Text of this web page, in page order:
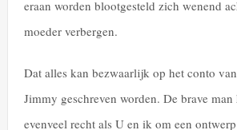
eraan worden blootgesteld zich wenend
moeder verbergen.
Dat alles kan bezwaarlijk op het conto
Jimmy geschreven worden. De brave
evenveel recht als U en ik om een